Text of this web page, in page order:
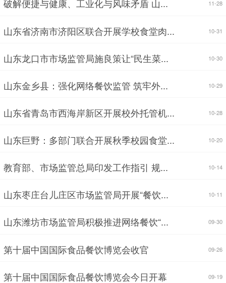
破解便捷与健康、工业化与风味矛盾 山... 11-28
山东省济南市济阳区联合开展学校食堂肉... 10-31
山东龙口市市场监管局施良策让“民生菜... 10-30
山东金乡县：强化网络餐饮监管 筑牢外... 10-29
山东省青岛市西海岸新区开展校外托管机... 10-28
山东巨野：多部门联合开展秋季校园食堂... 10-20
教育部、市场监管总局印发工作指引 规... 10-14
山东枣庄台儿庄区市场监管局开展“餐饮... 10-11
山东潍坊市场监管局积极推进网络餐饮“... 09-30
第十届中国国际食品餐饮博览会收官 09-26
第十届中国国际食品餐饮博览会今日开幕 09-19